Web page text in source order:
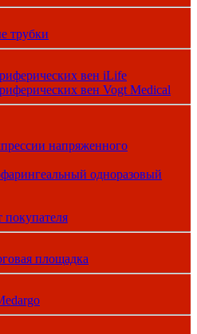
трубки
вен iLife
вен Vogt Medical
напряженного
одноразовый
площадка